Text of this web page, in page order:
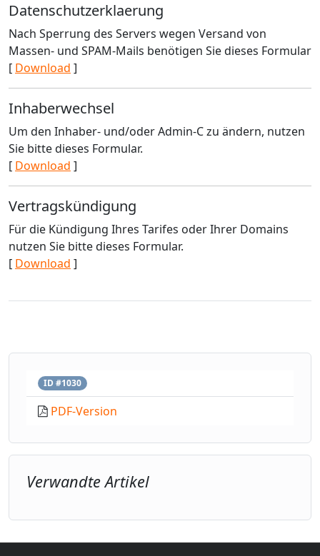
Datenschutzerklaerung
Nach Sperrung des Servers wegen Versand von
Massen- und SPAM-Mails benötigen Sie dieses Formular
[ Download ]
Inhaberwechsel
Um den Inhaber- und/oder Admin-C zu ändern, nutzen
Sie bitte dieses Formular.
[ Download ]
Vertragskündigung
Für die Kündigung Ihres Tarifes oder Ihrer Domains
nutzen Sie bitte dieses Formular.
[ Download ]
ID #1030
PDF-Version
Verwandte Artikel